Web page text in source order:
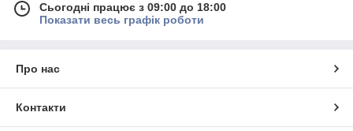
Сьогодні працює з 09:00 до 18:00
Показати весь графік роботи
Про нас
Контакти